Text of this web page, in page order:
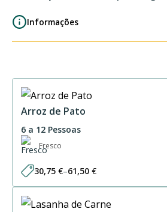
Informações
Arroz de Pato
6 a 12 Pessoas
Fresco
30,75 €–61,50 €
Price
range:
through